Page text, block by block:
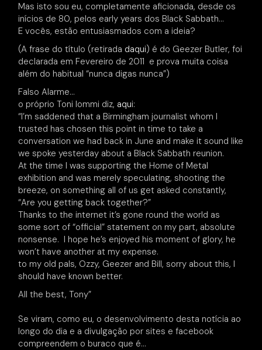
Mas isto sou eu, completamente aficionada, desde os
inícios de 80, pelos early years dos Black Sabbath…
E vocês, estão entusiasmados com a ideia?
(A frase do título (retirada daqui) é do Geezer Butler, foi
declarada em Fevereiro de 2011 e prova muita coisa
além do habitual “nunca digas nunca”)
Falso Alarme…
o próprio Toni Iommi diz, aqui:
“I’m saddened that a Birmingham journalist whom I
trusted has chosen this point in time to take a
conversation we had back in June and make it sound like
we spoke yesterday about a Black Sabbath reunion.
At the time I was supporting the Home of Metal
exhibition and was merely speculating, shooting the
breeze, on something all of us get asked constantly,
“Are you getting back together?”
Thanks to the internet it’s gone round the world as
some sort of “official” statement on my part, absolute
nonsense. I hope he’s enjoyed his moment of glory, he
won’t have another at my expense.
to my old pals, Ozzy, Geezer and Bill, sorry about this, I
should have known better.
All the best, Tony”
Se viram, como eu, o desenvolvimento desta notícia ao
longo do dia e a divulgação por sites e facebook
compreendem o buraco que é…